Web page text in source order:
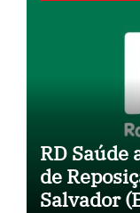
RD
de
Salvador